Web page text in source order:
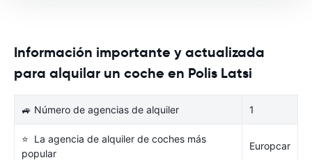
Información importante y actualizada
para alquilar un coche en Polis Latsi
🚙 Número de agencias de alquiler 1
⭐ La agencia de alquiler de coches más
popular
Europcar